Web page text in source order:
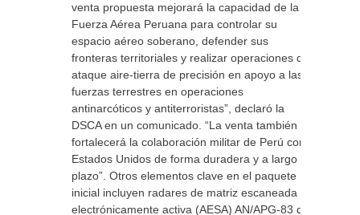
venta propuesta mejorará la capacidad de la
Fuerza Aérea Peruana para controlar su
espacio aéreo soberano, defender sus
fronteras territoriales y realizar operaciones de
ataque aire-tierra de precisión en apoyo a las
fuerzas terrestres en operaciones
antinarcóticos y antiterroristas”, declaró la
DSCA en un comunicado. “La venta también
fortalecerá la colaboración militar de Perú con
Estados Unidos de forma duradera y a largo
plazo”. Otros elementos clave en el paquete
inicial incluyen radares de matriz escaneada
electrónicamente activa (AESA) AN/APG-83 de